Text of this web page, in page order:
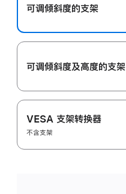
可调倾斜度的支架
可调倾斜度及高‍度的支‍架
VESA 支架转换器
不含支架